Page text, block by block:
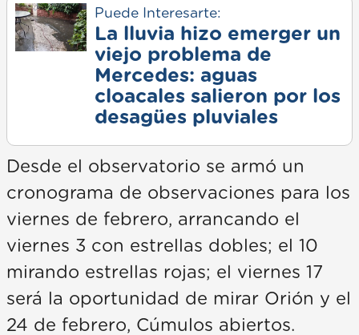
Puede Interesarte:
La lluvia hizo emerger un
viejo problema de
Mercedes: aguas
cloacales salieron por los
desagües pluviales
Desde el observatorio se armó un
cronograma de observaciones para los
viernes de febrero, arrancando el
viernes 3 con estrellas dobles; el 10
mirando estrellas rojas; el viernes 17
será la oportunidad de mirar Orión y el
24 de febrero, Cúmulos abiertos.